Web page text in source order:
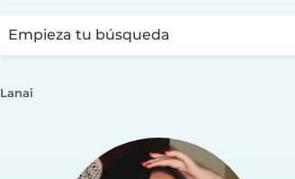
Empieza tu búsqueda
Lanai